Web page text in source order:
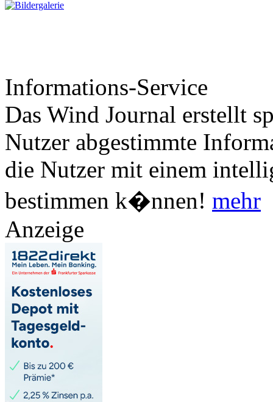
Informations-Service
Das Wind Journal erstellt
Nutzer abgestimmte
die Nutzer mit einem
bestimmen k�nnen! mehr
Anzeige